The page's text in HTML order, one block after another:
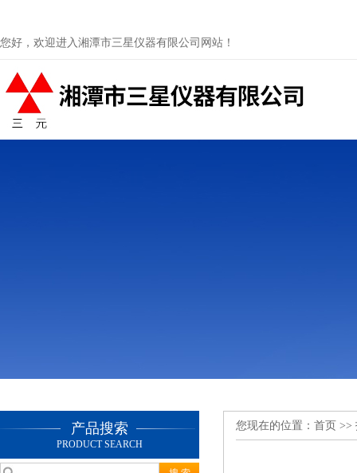
您好，欢迎进入湘潭市三星仪器有限公司网站！
产品搜索
PRODUCT SEARCH
您现在的位置： 首页 >>